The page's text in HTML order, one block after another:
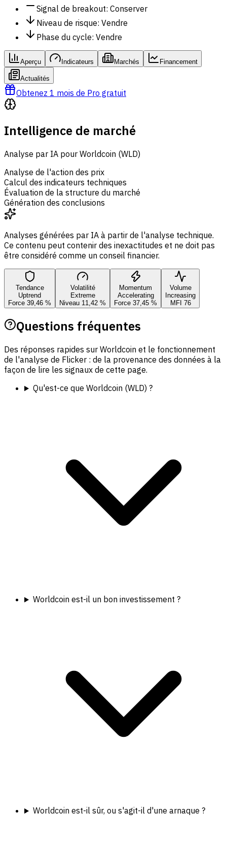
Signal de breakout: Conserver
Niveau de risque: Vendre
Phase du cycle: Vendre
Aperçu Indicateurs Marchés Financement
Actualités
Obtenez 1 mois de Pro gratuit
Intelligence de marché
Analyse par IA pour Worldcoin (WLD)
Analyse de l'action des prix
Calcul des indicateurs techniques
Évaluation de la structure du marché
Génération des conclusions
Analyses générées par IA à partir de l'analyse technique.
Ce contenu peut contenir des inexactitudes et ne doit pas
être considéré comme un conseil financier.
Tendance
Uptrend
Force 39,46 %
Volatilité
Extreme
Niveau 11,42 %
Momentum
Accelerating
Force 37,45 %
Volume
Increasing
MFI 76
Questions fréquentes
Des réponses rapides sur Worldcoin et le fonctionnement
de l'analyse de Flicker : de la provenance des données à la
façon de lire les signaux de cette page.
Qu'est-ce que Worldcoin (WLD) ?
Worldcoin est-il un bon investissement ?
Worldcoin est-il sûr, ou s'agit-il d'une arnaque ?